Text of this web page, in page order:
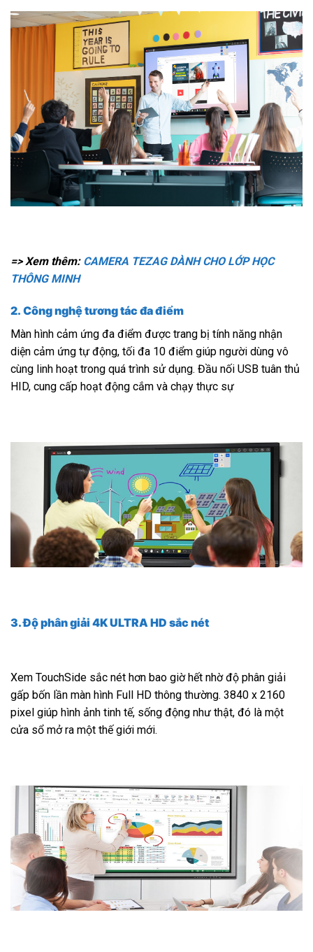
=> Xem thêm: CAMERA TEZAG DÀNH CHO LỚP HỌC
THÔNG MINH
2. Công nghệ tương tác đa điểm
Màn hình cảm ứng đa điểm được trang bị tính năng nhận
diện cảm ứng tự động, tối đa 10 điểm giúp người dùng vô
cùng linh hoạt trong quá trình sử dụng. Đầu nối USB tuân thủ
HID, cung cấp hoạt động cắm và chạy thực sự
3. Độ phân giải 4K ULTRA HD sắc nét
Xem TouchSide sắc nét hơn bao giờ hết nhờ độ phân giải
gấp bốn lần màn hình Full HD thông thường. 3840 x 2160
pixel giúp hình ảnh tinh tế, sống động như thật, đó là một
cửa sổ mở ra một thế giới mới.